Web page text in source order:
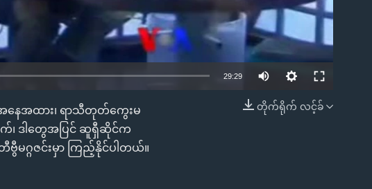
EMBED
29:29
တိုက်ရိုက် လင့်ခ်
နေအထား၊ ရာသီတုတ်ကွေးမ
တိုက်၊ ဒါတွေအပြင် ဆူရှီဆိုင်က
ဗွီမဂ္ဂဇင်းမှာ ကြည့်နိုင်ပါတယ်။